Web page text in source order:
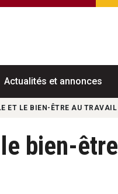
Actualités et annonces
ET LE BIEN-ÊTRE AU TRAVAIL
bien-être